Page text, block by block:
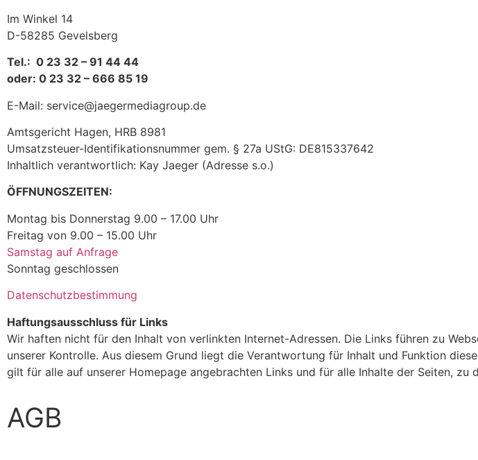
Im Winkel 14
D-58285 Gevelsberg
Tel.: 0 23 32 – 91 44 44
oder: 0 23 32 – 666 85 19
E-Mail: service@jaegermediagroup.de
Amtsgericht Hagen, HRB 8981
Umsatzsteuer-Identifikationsnummer gem. § 27a UStG: DE815337642
Inhaltlich verantwortlich: Kay Jaeger (Adresse s.o.)
ÖFFNUNGSZEITEN:
Montag bis Donnerstag 9.00 – 17.00 Uhr
Freitag von 9.00 – 15.00 Uhr
Samstag auf Anfrage
Sonntag geschlossen
Datenschutzbestimmung
Haftungsausschluss für Links
Wir haften nicht für den Inhalt von verlinkten Internet-Adressen. Die Links führen zu
unserer Kontrolle. Aus diesem Grund liegt die Verantwortung für Inhalt und Funktion
gilt für alle auf unserer Homepage angebrachten Links und für alle Inhalte der Seiten, zu
AGB